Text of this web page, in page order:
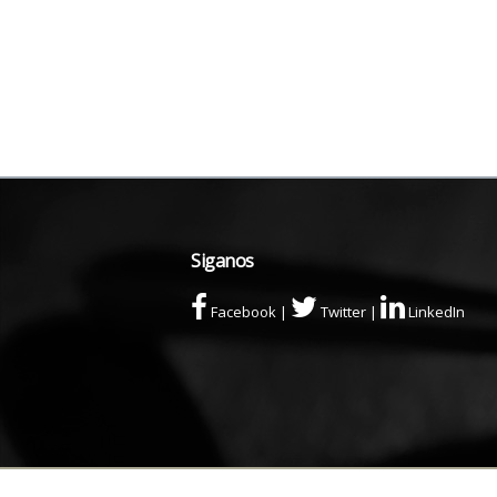
Siganos
Facebook | Twitter | LinkedIn